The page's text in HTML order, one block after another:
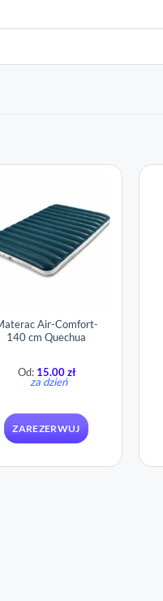
Air-Comfort-
140 cm Quechua
Od: 15.00zł
za dzień
ZAREZERWUJ